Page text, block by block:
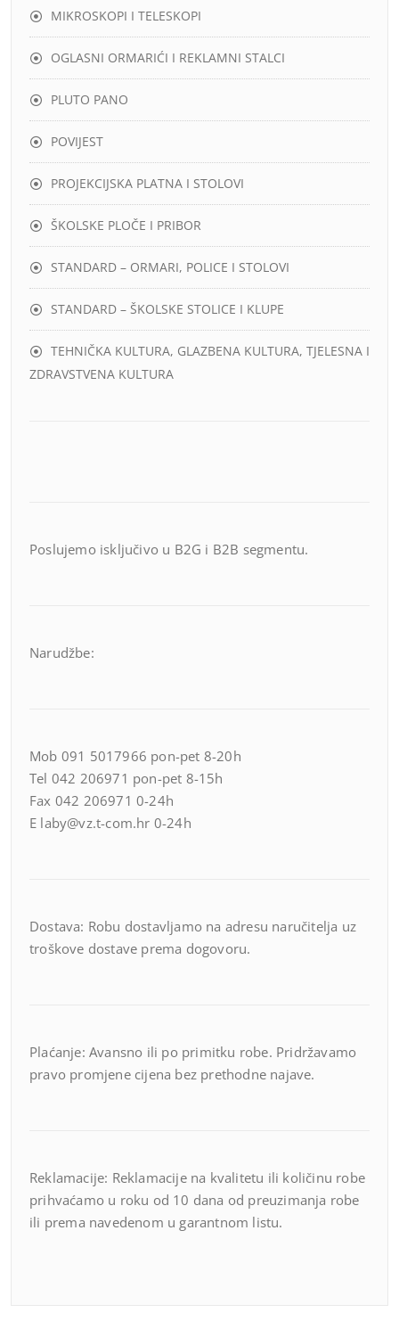
MIKROSKOPI I TELESKOPI
OGLASNI ORMARIĆI I REKLAMNI STALCI
PLUTO PANO
POVIJEST
PROJEKCIJSKA PLATNA I STOLOVI
ŠKOLSKE PLOČE I PRIBOR
STANDARD – ORMARI, POLICE I STOLOVI
STANDARD – ŠKOLSKE STOLICE I KLUPE
TEHNIČKA KULTURA, GLAZBENA KULTURA, TJELESNA I
ZDRAVSTVENA KULTURA
Poslujemo isključivo u B2G i B2B segmentu.
Narudžbe:
Mob 091 5017966 pon-pet 8-20h
Tel 042 206971 pon-pet 8-15h
Fax 042 206971 0-24h
E laby@vz.t-com.hr 0-24h
Dostava: Robu dostavljamo na adresu naručitelja uz
troškove dostave prema dogovoru.
Plaćanje: Avansno ili po primitku robe. Pridržavamo
pravo promjene cijena bez prethodne najave.
Reklamacije: Reklamacije na kvalitetu ili količinu robe
prihvaćamo u roku od 10 dana od preuzimanja robe
ili prema navedenom u garantnom listu.